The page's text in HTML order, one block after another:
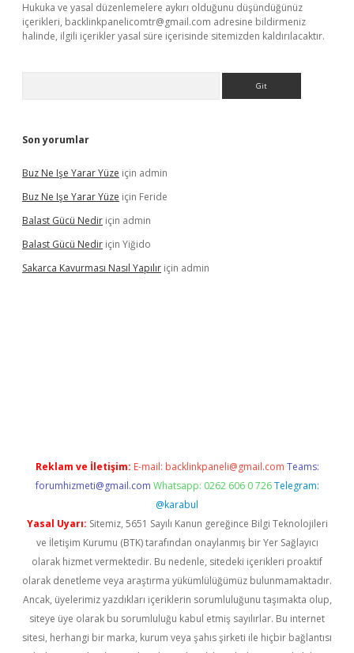
Hukuka ve yasal düzenlemelere aykırı olduğunu düşündüğünüz
içerikleri, backlinkpanelicomtr@gmail.com adresine bildirmeniz
halinde, ilgili içerikler yasal süre içerisinde sitemizden kaldırılacaktır.
Son yorumlar
Buz Ne Işe Yarar Yüze için admin
Buz Ne Işe Yarar Yüze için Feride
Balast Gücü Nedir için admin
Balast Gücü Nedir için Yiğido
Sakarca Kavurması Nasıl Yapılır için admin
Reklam ve İletişim: E-mail: backlinkpaneli@gmail.com Teams:
forumhizmeti@gmail.com Whatsapp: 0262 606 0 726 Telegram:
@karabul
Yasal Uyarı: Sitemiz, 5651 Sayılı Kanun gereğince Bilgi Teknolojileri
ve İletişim Kurumu (BTK) tarafından onaylanmış bir Yer Sağlayıcı
olarak hizmet vermektedir. Bu nedenle, sitedeki içerikleri proaktif
olarak denetleme veya araştırma yükümlülüğümüz bulunmamaktadır.
Ancak, üyelerimiz yazdıkları içeriklerin sorumluluğunu taşımakta olup,
siteye üye olarak bu sorumluluğu kabul etmiş sayılırlar. Bu internet
sitesi, herhangi bir marka, kurum veya şahıs şirketi ile hiçbir bağlantısı